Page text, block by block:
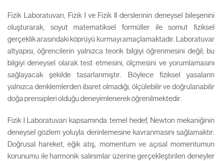
Fizik Laboratuvarı, Fizik I ve Fizik II derslerinin deneysel bileşenini
oluşturarak, soyut matematiksel formüller ile somut fiziksel
gerçeklik arasındaki köprüyü kurmayı amaçlamaktadır. Laboratuvar
altyapısı, öğrencilerin yalnızca teorik bilgiyi öğrenmesini değil; bu
bilgiyi deneysel olarak test etmesini, ölçmesini ve yorumlamasını
sağlayacak şekilde tasarlanmıştır. Böylece fiziksel yasaların
yalnızca denklemlerden ibaret olmadığı, ölçülebilir ve doğrulanabilir
doğa prensipleri olduğu deneyimlenerek öğrenilmektedir.
Fizik I Laboratuvarı kapsamında temel hedef, Newton mekaniğinin
deneysel gözlem yoluyla derinlemesine kavranmasını sağlamaktır.
Doğrusal hareket, eğik atış, momentum ve açısal momentumun
korunumu ile harmonik salınımlar üzerine gerçekleştirilen deneyler